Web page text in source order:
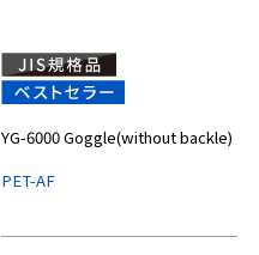
YG-6000 Goggle(without backle)
PET-AF